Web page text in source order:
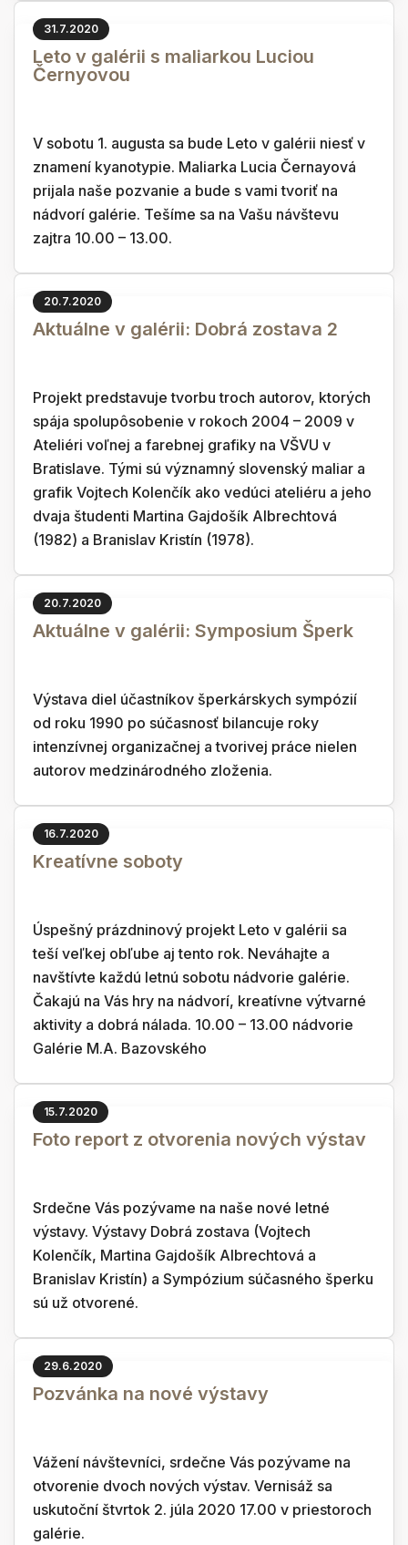
31.7.2020
Leto v galérii s maliarkou Luciou
Černyovou
V sobotu 1. augusta sa bude Leto v galérii niesť v
znamení kyanotypie. Maliarka Lucia Černayová
prijala naše pozvanie a bude s vami tvoriť na
nádvorí galérie. Tešíme sa na Vašu návštevu
zajtra 10.00 – 13.00.
20.7.2020
Aktuálne v galérii: Dobrá zostava 2
Projekt predstavuje tvorbu troch autorov, ktorých
spája spolupôsobenie v rokoch 2004 – 2009 v
Ateliéri voľnej a farebnej grafiky na VŠVU v
Bratislave. Tými sú významný slovenský maliar a
grafik Vojtech Kolenčík ako vedúci ateliéru a jeho
dvaja študenti Martina Gajdošík Albrechtová
(1982) a Branislav Kristín (1978).
20.7.2020
Aktuálne v galérii: Symposium Šperk
Výstava diel účastníkov šperkárskych sympózií
od roku 1990 po súčasnosť bilancuje roky
intenzívnej organizačnej a tvorivej práce nielen
autorov medzinárodného zloženia.
16.7.2020
Kreatívne soboty
Úspešný prázdninový projekt Leto v galérii sa
teší veľkej obľube aj tento rok. Neváhajte a
navštívte každú letnú sobotu nádvorie galérie.
Čakajú na Vás hry na nádvorí, kreatívne výtvarné
aktivity a dobrá nálada. 10.00 – 13.00 nádvorie
Galérie M.A. Bazovského
15.7.2020
Foto report z otvorenia nových výstav
Srdečne Vás pozývame na naše nové letné
výstavy. Výstavy Dobrá zostava (Vojtech
Kolenčík, Martina Gajdošík Albrechtová a
Branislav Kristín) a Sympózium súčasného šperku
sú už otvorené.
29.6.2020
Pozvánka na nové výstavy
Vážení návštevníci, srdečne Vás pozývame na
otvorenie dvoch nových výstav. Vernisáž sa
uskutoční štvrtok 2. júla 2020 17.00 v priestoroch
galérie.